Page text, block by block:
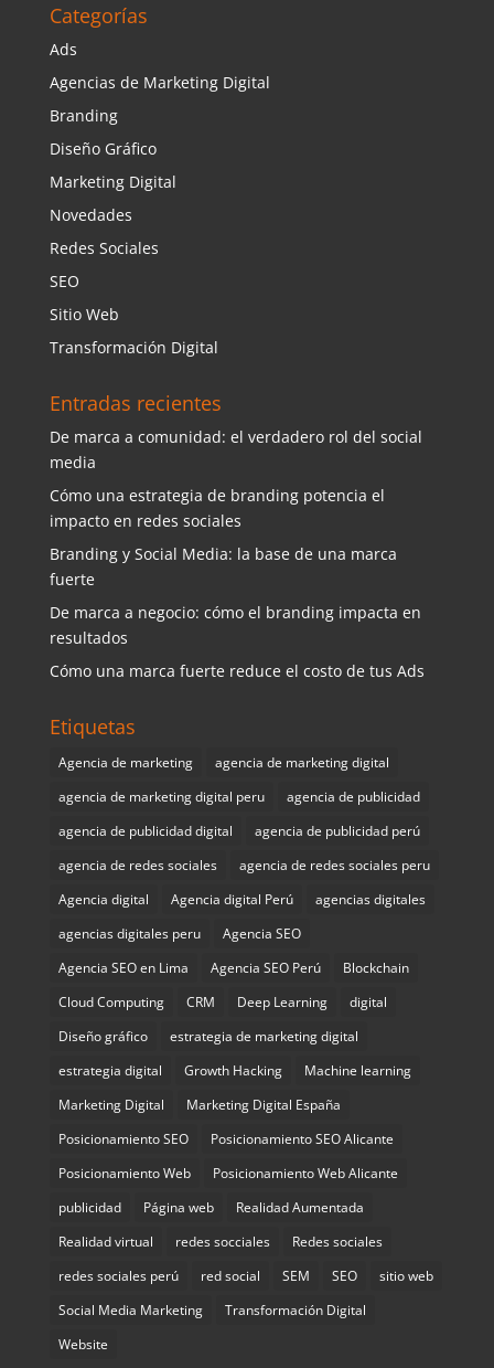
Categorías
Ads
Agencias de Marketing Digital
Branding
Diseño Gráfico
Marketing Digital
Novedades
Redes Sociales
SEO
Sitio Web
Transformación Digital
Entradas recientes
De marca a comunidad: el verdadero rol del social
media
Cómo una estrategia de branding potencia el
impacto en redes sociales
Branding y Social Media: la base de una marca
fuerte
De marca a negocio: cómo el branding impacta en
resultados
Cómo una marca fuerte reduce el costo de tus Ads
Etiquetas
Agencia de marketing
agencia de marketing digital
agencia de marketing digital peru
agencia de publicidad
agencia de publicidad digital
agencia de publicidad perú
agencia de redes sociales
agencia de redes sociales peru
Agencia digital
Agencia digital Perú
agencias digitales
agencias digitales peru
Agencia SEO
Agencia SEO en Lima
Agencia SEO Perú
Blockchain
Cloud Computing
CRM Deep Learning
digital
Diseño gráfico
estrategia de marketing digital
estrategia digital
Growth Hacking
Machine learning
Marketing Digital
Marketing Digital España
Posicionamiento SEO
Posicionamiento SEO Alicante
Posicionamiento Web
Posicionamiento Web Alicante
publicidad
Página web
Realidad Aumentada
Realidad virtual
redes socciales
Redes sociales
redes sociales perú
red social SEM SEO
sitio web
Social Media Marketing
Transformación Digital
Website